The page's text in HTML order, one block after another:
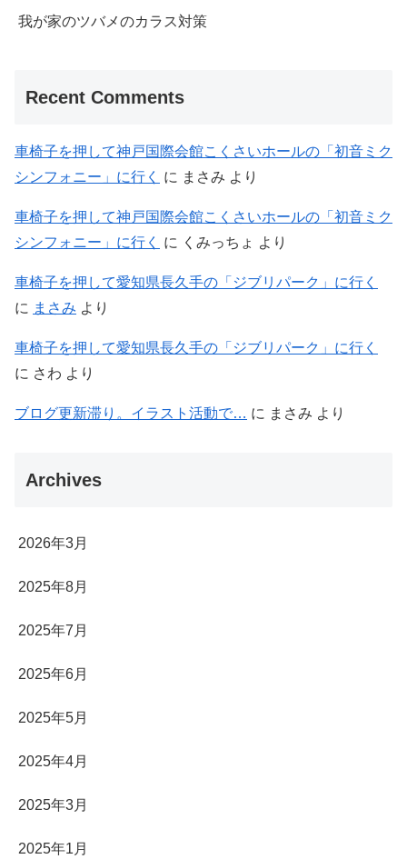
我が家のツバメのカラス対策
Recent Comments
車椅子を押して神戸国際会館こくさいホールの「初音ミク
シンフォニー」に行く
に まさみ より
車椅子を押して神戸国際会館こくさいホールの「初音ミク
シンフォニー」に行く
に くみっちょ より
車椅子を押して愛知県長久手の「ジブリパーク」に行く
に まさみ より
車椅子を押して愛知県長久手の「ジブリパーク」に行く
に さわ より
ブログ更新滞り。イラスト活動で… に まさみ より
Archives
2026年3月
2025年8月
2025年7月
2025年6月
2025年5月
2025年4月
2025年3月
2025年1月